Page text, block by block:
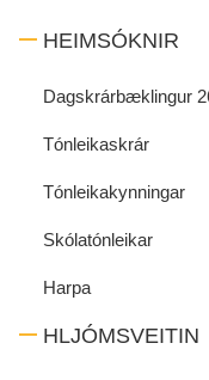
HEIMSÓKNIR
Dagskrárbæklingur
Tónleikaskrár
Tónleikakynningar
Skólatónleikar
Harpa
HLJÓMSVEITIN